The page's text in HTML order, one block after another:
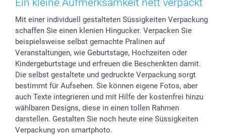
Sticker & Etiketten
Geschenk-Gutscheine (PDF)
Presse
Partnerprogramme
Investor Relations
B2B smartbusiness
Widerrufsrecht
Kommunion & Konfirmation
Hochzeit
Geburtstag
Geburt
Zu allen Anlässen
Lieferfristen
72h Lieferung
Zahlungsmöglichkeiten
Sitemap
Status der Bestellung
smartfriends
smartgarantie
smartbonus
Mit einer individuell gestalteten Süssigkeiten Verpackung
schaffen Sie einen klenien Hingucker. Verpacken Sie
beispielsweise selbst gemachte Pralinen auf
Veranstaltungen, wie Geburtstage, Hochzeiten oder
Kindergeburtstage und erfreuen die Beschenkten damit.
Die selbst gestaltete und gedruckte Verpackung sorgt
bestimmt für Aufsehen. Sie können eigene Fotos, aber
auch Texte integrieren und mit Hilfe der kostenfrei hinzu
wählbaren Designs, diese in einen tollen Rahmen
darstellen. Gestalten Sie noch heute eine Süssigkeiten
Verpackung von smartphoto.